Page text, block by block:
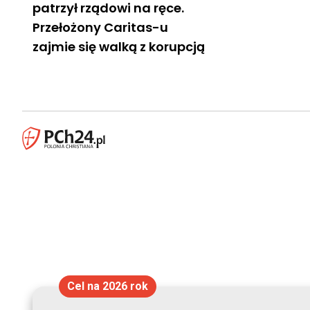
patrzył rządowi na ręce.
Przełożony Caritas-u
zajmie się walką z korupcją
Cel na 2026 rok